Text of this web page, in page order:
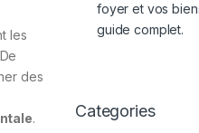
les
des
.
foyer et vos
guide complet.
Categories